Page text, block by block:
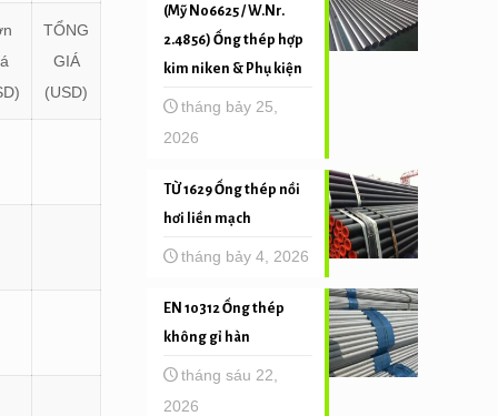
TỔNG
GIÁ
(USD)
(Mỹ N06625 / W.Nr.
2.4856) Ống thép hợp
kim niken & Phụ kiện
tháng bảy 25,
2026
TỪ 1629 Ống thép nồi
hơi liền mạch
tháng bảy 4, 2026
EN 10312 Ống thép
không gỉ hàn
tháng sáu 22,
2026